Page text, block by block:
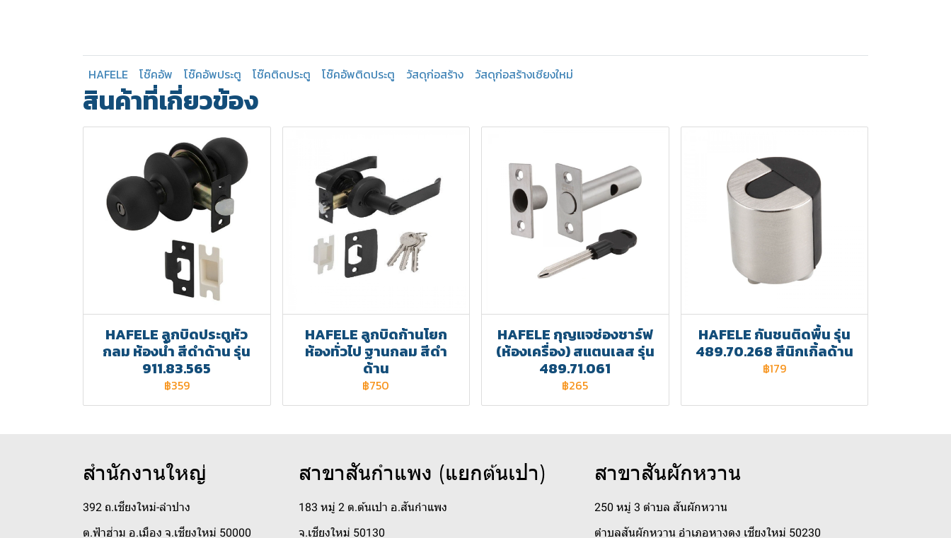
HAFELE โช๊คอัพ โช๊คอัพประตู โช๊คติดประตู โช๊คอัพติดประตู วัสดุก่อสร้าง วัสดุก่อสร้างเชียงใหม่
สินค้าที่เกี่ยวข้อง
HAFELE ลูกบิดประตูหัว
กลม ห้องน้ำ สีดำด้าน รุ่น
911.83.565
฿359
HAFELE ลูกบิดก้านโยก
ห้องทั่วไป ฐานกลม สีดำ
ด้าน
฿750
HAFELE กุญแจช่องชาร์ฟ
(ห้องเครื่อง) สแตนเลส รุ่น
489.71.061
฿265
HAFELE กันชนติดพื้น รุ่น
489.70.268 สีนิกเกิ้ลด้าน
฿179
สำนักงานใหญ่
392 ถ.เชียงใหม่-ลำปาง
ต.ฟ้าฮ่าม อ.เมือง จ.เชียงใหม่ 50000
สาขาสันกำแพง (แยกต้นเปา)
183 หมู่ 2 ต.ต้นเปา อ.สันกำแพง
จ.เชียงใหม่ 50130
สาขาสันผักหวาน
250 หมู่ 3 ตำบล สันผักหวาน
ตำบลสันผักหวาน อำเภอหางดง เชียงใหม่ 50230